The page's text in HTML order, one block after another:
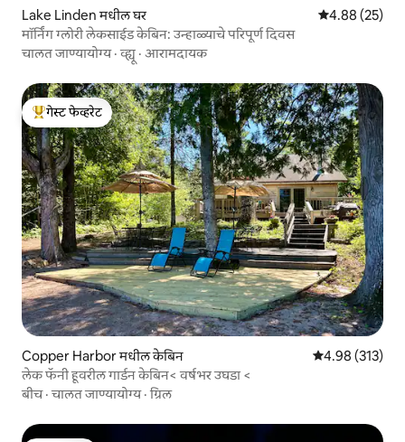
Lake Linden मधील घर 5 पैकी 4.88
4.88 (25)
मॉर्निंग ग्लोरी लेकसाईड केबिन: उन्हाळ्याचे परिपूर्ण दिवस
चालत जाण्यायोग्य·व्ह्यू · आरामदायक
टॉप गेस्ट फेव्हरेट
गेस्ट फेव्हरेट
Copper Harbor मधील केबिन 5 पैकी 4.98
4.98 (313)
लेक फॅनी हूवरील गार्डन केबिन< वर्षभर उघडा <
बीच·चालत जाण्यायोग्य·ग्रिल